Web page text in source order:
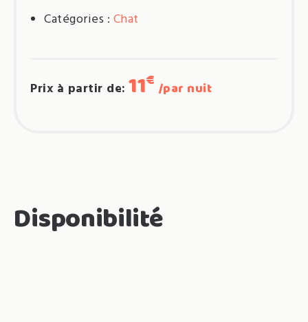
Catégories : Chat
Prix à partir de: 11€ par nuit
Disponibilité